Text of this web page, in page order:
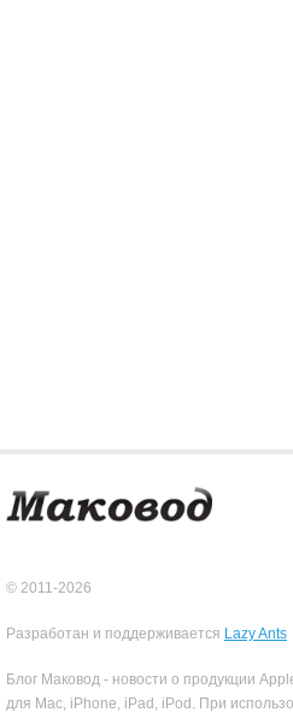
© 2011-2026
Разработан и поддерживается Lazy Ants
Блог Маковод - новости о продукции
для Mac, iPhone, iPad, iPod. При